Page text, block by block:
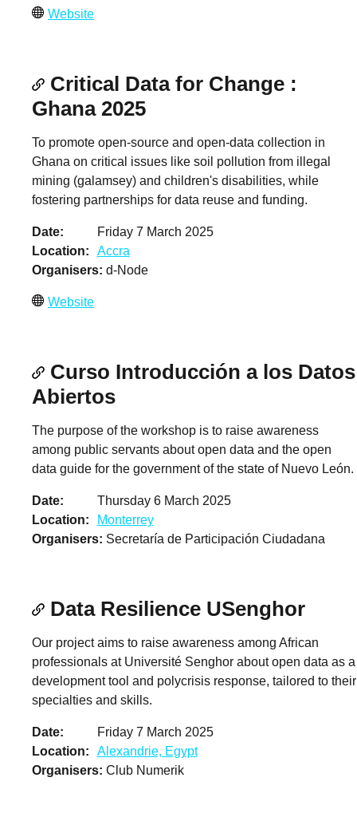
Website
Critical Data for Change :
Ghana 2025
To promote open-source and open-data collection in
Ghana on critical issues like soil pollution from illegal
mining (galamsey) and children's disabilities, while
fostering partnerships for data reuse and funding.
Date
Friday 7 March 2025
Location
Accra
Organisers d-Node
Website
Curso Introducción a los Datos
Abiertos
The purpose of the workshop is to raise awareness
among public servants about open data and the open
data guide for the government of the state of Nuevo León.
Date
Thursday 6 March 2025
Location
Monterrey
Organisers Secretaría de Participación Ciudadana
Data Resilience USenghor
Our project aims to raise awareness among African
professionals at Université Senghor about open data as a
development tool and polycrisis response, tailored to their
specialties and skills.
Date
Friday 7 March 2025
Location
Alexandrie, Egypt
Organisers Club Numerik